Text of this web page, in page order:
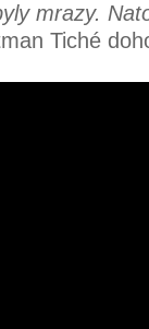
mrazy.
Tiché